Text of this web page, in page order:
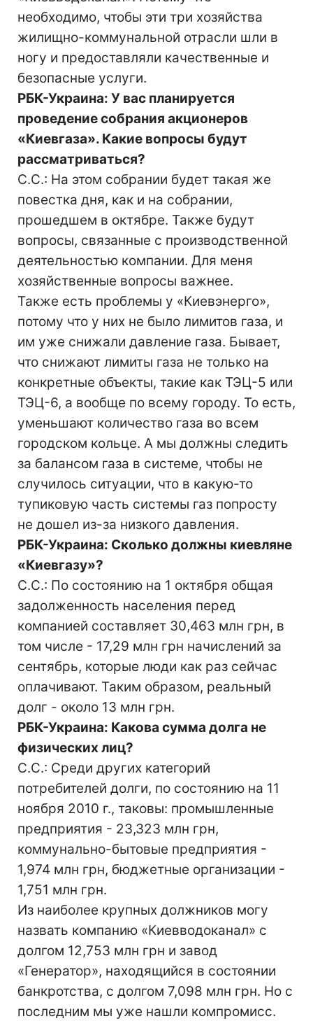
необходимо, чтобы эти три хозяйства
жилищно-коммунальной отрасли шли в
ногу и предоставляли качественные и
безопасные услуги.
РБК-Украина: У вас планируется
проведение собрания акционеров
«Киевгаза». Какие вопросы будут
рассматриваться?
С.С.: На этом собрании будет такая же
повестка дня, как и на собрании,
прошедшем в октябре. Также будут
вопросы, связанные с производственной
деятельностью компании. Для меня
хозяйственные вопросы важнее.
Также есть проблемы у «Киевэнерго»,
потому что у них не было лимитов газа, и
им уже снижали давление газа. Бывает,
что снижают лимиты газа не только на
конкретные объекты, такие как ТЭЦ-5 или
ТЭЦ-6, а вообще по всему городу. То есть,
уменьшают количество газа во всем
городском кольце. А мы должны следить
за балансом газа в системе, чтобы не
случилось ситуации, что в какую-то
тупиковую часть системы газ попросту
не дошел из-за низкого давления.
РБК-Украина: Сколько должны киевляне
«Киевгазу»?
С.С.: По состоянию на 1 октября общая
задолженность населения перед
компанией составляет 30,463 млн грн, в
том числе - 17,29 млн грн начислений за
сентябрь, которые люди как раз сейчас
оплачивают. Таким образом, реальный
долг - около 13 млн грн.
РБК-Украина: Какова сумма долга не
физических лиц?
С.С.: Среди других категорий
потребителей долги, по состоянию на 11
ноября 2010 г., таковы: промышленные
предприятия - 23,323 млн грн,
коммунально-бытовые предприятия -
1,974 млн грн, бюджетные организации -
1,751 млн грн.
Из наиболее крупных должников могу
назвать компанию «Киевводоканал» с
долгом 12,753 млн грн и завод
«Генератор», находящийся в состоянии
банкротства, с долгом 7,098 млн грн. Но с
последним мы уже нашли компромисс.